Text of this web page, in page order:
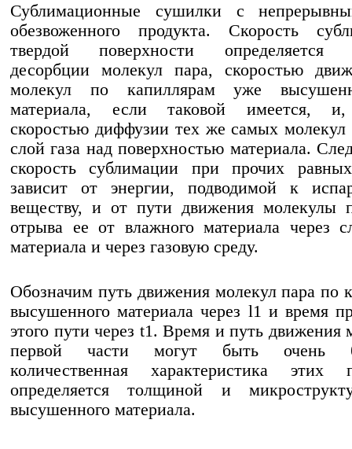
Сублимационные сушилки с
обезвоженного продукта. Скорость
твердой поверхности определяется
десорбции молекул пара, скоростью
молекул по капиллярам уже
материала, если таковой имеется, и,
скоростью диффузии тех же самых молекул
слой газа над поверхностью материала.
скорость сублимации при прочих
зависит от энергии, подводимой к
веществу, и от пути движения молекулы
отрыва ее от влажного материала через
материала и через газовую среду.
Обозначим путь движения молекул пара по
высушенного материала через l1 и время
этого пути через t1. Время и путь движения
первой части могут быть очень
количественная характеристика этих
определяется толщиной и
высушенного материала.